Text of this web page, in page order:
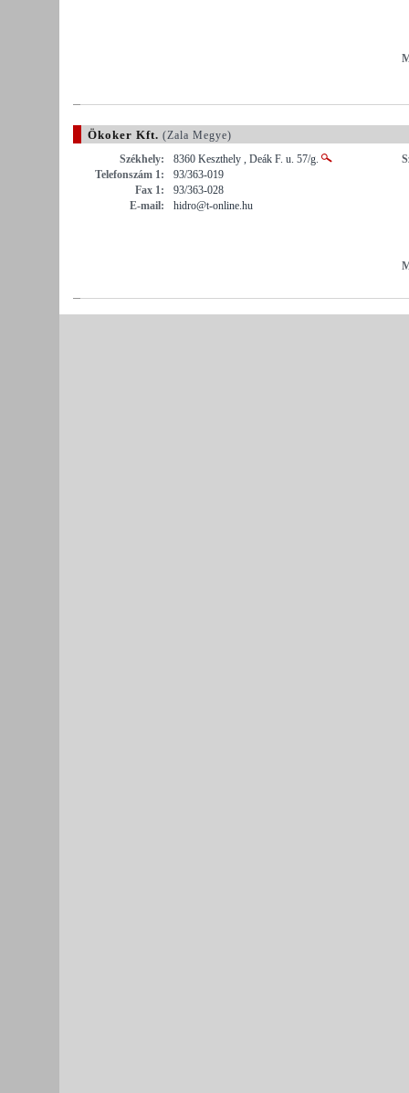
Ökoker Kft. (Zala Megye)
Székhely:
8360 Keszthely , Deák F. u. 57/g.
Telefonszám 1:
93/363-019
Fax 1:
93/363-028
E-mail:
hidro@t-online.hu